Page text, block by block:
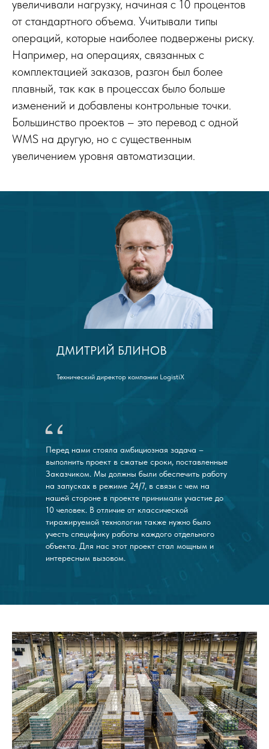
увеличивали нагрузку, начиная с 10 процентов
от стандартного объема. Учитывали типы
операций, которые наиболее подвержены риску.
Например, на операциях, связанных с
комплектацией заказов, разгон был более
плавный, так как в процессах было больше
изменений и добавлены контрольные точки.
Большинство проектов – это перевод с одной
WMS на другую, но с существенным
увеличением уровня автоматизации.
Перед нами стояла амбициозная задача –
выполнить проект в сжатые сроки, поставленные
Заказчиком. Мы должны были обеспечить работу
на запусках в режиме 24/7, в связи с чем на
нашей стороне в проекте принимали участие до
10 человек. В отличие от классической
тиражируемой технологии также нужно было
учесть специфику работы каждого отдельного
объекта. Для нас этот проект стал мощным и
интересным вызовом.
ДМИТРИЙ БЛИНОВ
Технический директор компании LogistiX